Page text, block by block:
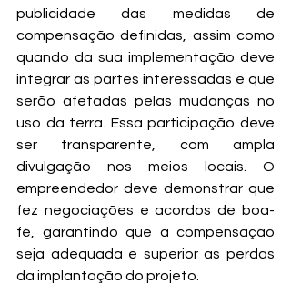
publicidade das medidas de
compensação definidas, assim como
quando da sua implementação deve
integrar as partes interessadas e que
serão afetadas pelas mudanças no
uso da terra. Essa participação deve
ser transparente, com ampla
divulgação nos meios locais. O
empreendedor deve demonstrar que
fez negociações e acordos de boa-
fé, garantindo que a compensação
seja adequada e superior as perdas
da implantação do projeto.